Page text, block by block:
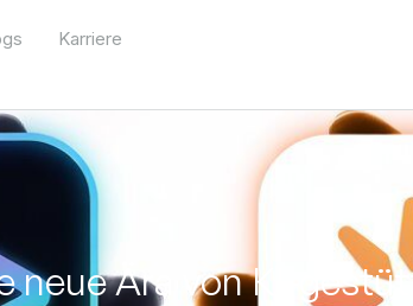
Karriere
neue Ära von KI-